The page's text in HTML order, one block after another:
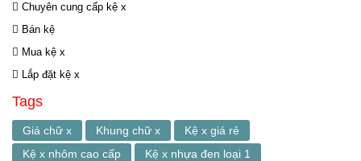
Chuyên cung cấp kệ x
Bán kệ
Mua kệ x
Lắp đặt kệ x
Tags
Giá chữ x Khung chữ x
Kệ x giá rẻ
Kệ x nhôm cao cấp
Kệ x nhựa đen loại 1